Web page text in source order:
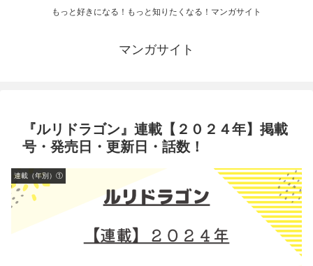
もっと好きになる！もっと知りたくなる！マンガサイト
マンガサイト
『ルリドラゴン』連載【２０２４年】掲載
号・発売日・更新日・話数！
連載（年別）①